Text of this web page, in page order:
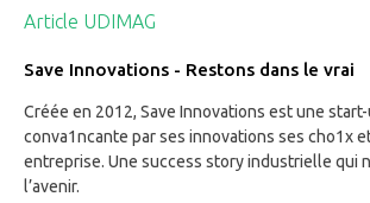
Article UDIMAG
Save Innovations - Restons dans le vrai
Créée en 2012, Save Innovations est une
conva1ncante par ses innovations ses cho1x
entreprise. Une success story industrielle qui
l’avenir.